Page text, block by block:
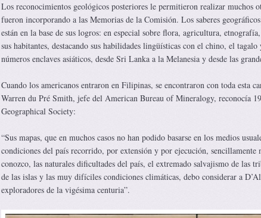
Los reconocimientos geológicos posteriores le permitieron realizar muchos
fueron incorporando a las Memorias de la Comisión. Los saberes
están en la base de sus logros: en especial sobre flora, agricultura,
sus habitantes, destacando sus habilidades lingüísticas con el chino, el
números enclaves asiáticos, desde Sri Lanka a la Melanesia y desde las
Cuando los americanos entraron en Filipinas, se encontraron con toda esta
Warren du Pré Smith, jefe del American Bureau of Mineralogy, reconocía
Geographical Society:
“Sus mapas, que en muchos casos no han podido basarse en los medios
condiciones del país recorrido, por extensión y por ejecución,
conozco, las naturales dificultades del país, el extremado salvajismo de las
de las islas y las muy difíciles condiciones climáticas, debo considerar a
exploradores de la vigésima centuria”.